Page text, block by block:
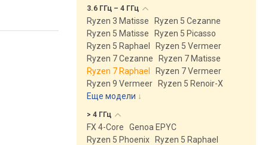
3.6 ГГц – 4 ГГц
Ryzen 3 Matisse
Ryzen 5 Cezanne
Ryzen 5 Matisse
Ryzen 5 Picasso
Ryzen 5 Raphael
Ryzen 5 Vermeer
Ryzen 7 Cezanne
Ryzen 7 Matisse
Ryzen 7 Raphael
Ryzen 7 Vermeer
Ryzen 9 Vermeer
Ryzen 5 Renoir-X
Еще модели ↓
> 4 ГГц
FX 4-Core
Genoa EPYC
Ryzen 5 Phoenix
Ryzen 5 Raphael